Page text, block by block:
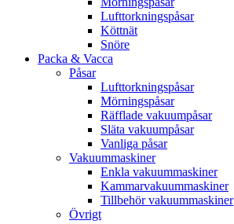
Lufttorkningspåsar
Köttnät
Snöre
Packa & Vacca
Påsar
Lufttorkningspåsar
Mörningspåsar
Räfflade vakuumpåsar
Släta vakuumpåsar
Vanliga påsar
Vakuummaskiner
Enkla vakuummaskiner
Kammarvakuummaskiner
Tillbehör vakuummaskiner
Övrigt